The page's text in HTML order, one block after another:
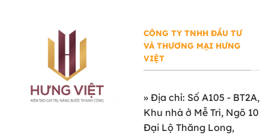
CÔNG TY TNHH ĐẦU TƯ
VÀ THƯƠNG MẠI HƯNG
VIỆT
» Địa chỉ: Số A105 - BT2A,
Khu nhà ở Mễ Trì, Ngõ 10
Đại Lộ Thăng Long,